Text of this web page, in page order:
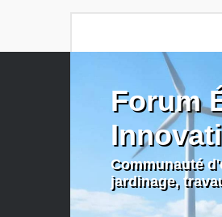
Forum
Communauté
jardinage,